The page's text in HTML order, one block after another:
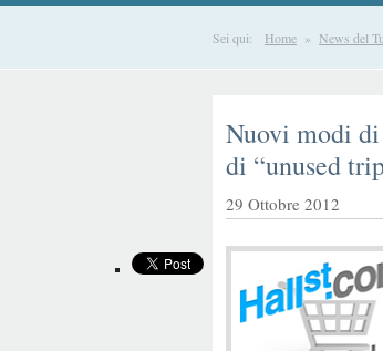
Sei qui: Home » News del
Nuovi modi
di “unused
29 Ottobre 2012